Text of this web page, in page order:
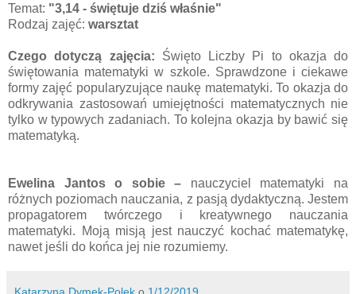
Temat: "3,14 - świętuje dziś właśnie"
Rodzaj zajęć: warsztat
Czego dotyczą zajęcia: Święto Liczby Pi to okazja do
świętowania matematyki w szkole. Sprawdzone i ciekawe
formy zajęć popularyzujące naukę matematyki. To okazja do
odkrywania zastosowań umiejętności matematycznych nie
tylko w typowych zadaniach. To kolejna okazja by bawić się
matematyką.
Ewelina Jantos o sobie – nauczyciel matematyki na
różnych poziomach nauczania, z pasją dydaktyczną. Jestem
propagatorem twórczego i kreatywnego nauczania
matematyki. Moją misją jest nauczyć kochać matematykę,
nawet jeśli do końca jej nie rozumiemy.
Katarzyna Dymek-Polek o 1/12/2019